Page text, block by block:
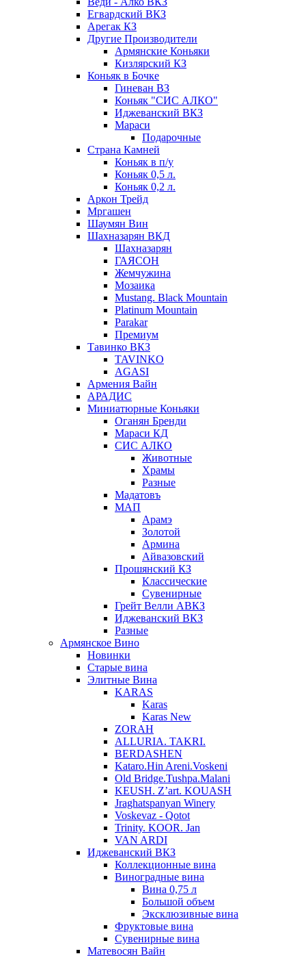
Егвардский ВКЗ
Арегак КЗ
Другие Производители
Армянские Коньяки
Кизлярский КЗ
Коньяк в Бочке
Гиневан ВЗ
Коньяк "СИС АЛКО"
Иджеванский ВКЗ
Мараси
Подарочные
Страна Камней
Коньяк в п/у
Коньяк 0,5 л.
Коньяк 0,2 л.
Аркон Трейд
Мргашен
Шаумян Вин
Шахназарян ВКД
Шахназарян
ГАЯСОН
Жемчужина
Мозаика
Mustang. Black Mountain
Platinum Mountain
Parakar
Премиум
Тавинко ВКЗ
TAVINKO
AGASI
Армения Вайн
АРАДИС
Миниатюрные Коньяки
Оганян Бренди
Мараси КД
СИС АЛКО
Животные
Храмы
Разные
Мадатовъ
МАП
Арамэ
Золотой
Армина
Айвазовский
Прошянский КЗ
Классические
Сувенирные
Грейт Велли АВКЗ
Иджеванский ВКЗ
Разные
Армянское Вино
Новинки
Старые вина
Элитные Вина
KARAS
Karas
Karas New
ZORAH
ALLURIA. TAKRI.
BERDASHEN
Kataro.Hin Areni.Voskeni
Old Bridge.Tushpa.Malani
KEUSH. Z’art. KOUASH
Jraghatspanyan Winery
Voskevaz - Qotot
Trinity. KOOR. Jan
VAN ARDI
Иджеванский ВКЗ
Коллекционные вина
Виноградные вина
Вина 0,75 л
Большой объем
Эксклюзивные вина
Фруктовые вина
Cувенирные вина
Матевосян Вайн